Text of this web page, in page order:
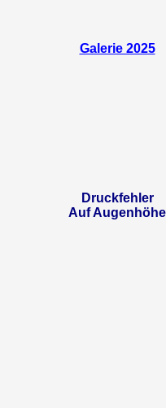
Galerie 2025
Druckfehler
Auf Augenhöhe